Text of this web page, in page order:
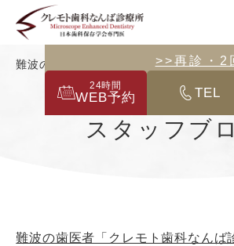
難波の歯医者「クレモト歯科なんば診療
スタッフブ
難波の歯医者「クレモト歯科なんば
WEB予約
24時間 TEL
>>その他
>>再診・2